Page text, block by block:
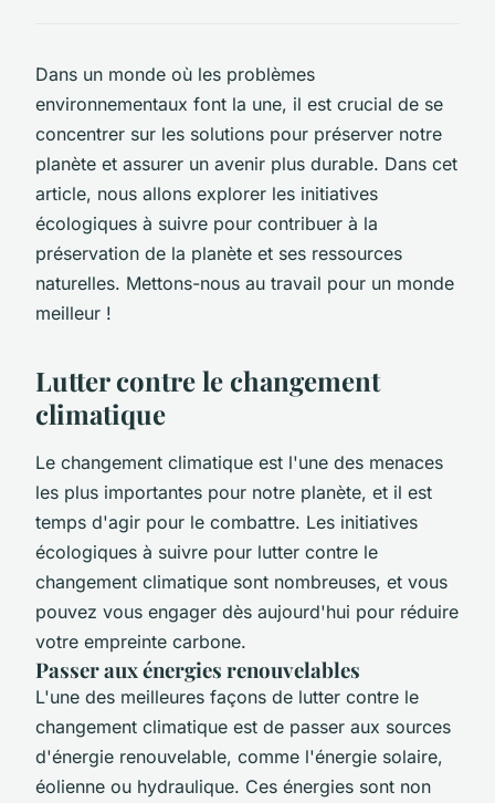
Dans un monde où les problèmes
environnementaux font la une, il est crucial de se
concentrer sur les solutions pour préserver notre
planète et assurer un avenir plus durable. Dans cet
article, nous allons explorer les initiatives
écologiques à suivre pour contribuer à la
préservation de la planète et ses ressources
naturelles. Mettons-nous au travail pour un monde
meilleur !
Lutter contre le changement
climatique
Le changement climatique est l'une des menaces
les plus importantes pour notre planète, et il est
temps d'agir pour le combattre. Les initiatives
écologiques à suivre pour lutter contre le
changement climatique sont nombreuses, et vous
pouvez vous engager dès aujourd'hui pour réduire
votre empreinte carbone.
Passer aux énergies renouvelables
L'une des meilleures façons de lutter contre le
changement climatique est de passer aux sources
d'énergie renouvelable, comme l'énergie solaire,
éolienne ou hydraulique. Ces énergies sont non